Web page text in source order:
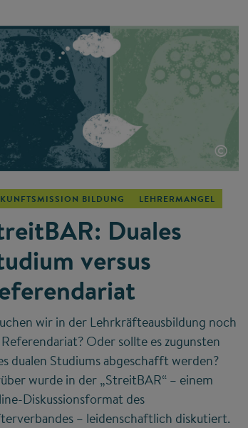
©
BILDUNG LEHRERMANGEL
Duales
versus
wir in der Lehrkräfteausbildung noch
Referendariat? Oder sollte es zugunsten
dualen Studiums abgeschafft werden?
wurde in der „StreitBAR“ – einem
Diskussionsformat des
– leidenschaftlich diskutiert.